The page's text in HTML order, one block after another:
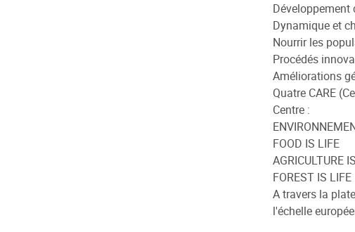
Développement
Dynamique et
Nourrir les
Procédés
Améliorations
Quatre CARE
Centre :
FOOD IS LIFE
AGRICULTURE
FOREST IS LIFE
A travers la
l'échelle